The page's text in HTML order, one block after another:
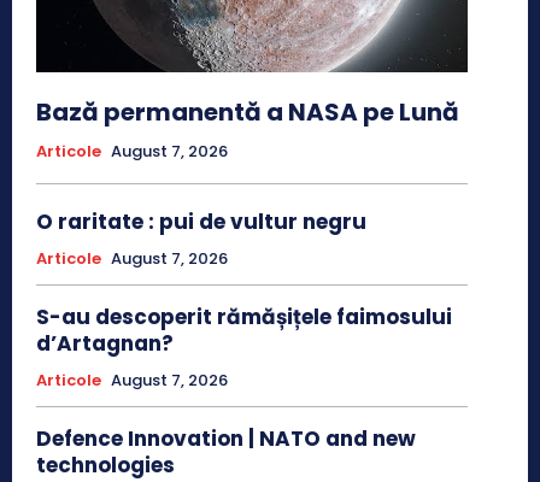
Bază permanentă a NASA pe Lună
Articole August 7, 2026
O raritate : pui de vultur negru
Articole August 7, 2026
S-au descoperit rămășițele faimosului
d’Artagnan?
Articole August 7, 2026
Defence Innovation | NATO and new
technologies